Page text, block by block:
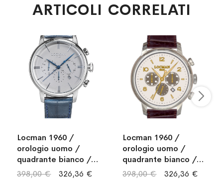
ARTICOLI CORRELATI
Locman 1960 /
orologio uomo /
quadrante bianco /
cassa acciaio /326,36 €
398,00 €
Locman 1960 /
orologio uomo /
quadrante bianco /
cassa acciaio /326,36 €
398,00 €